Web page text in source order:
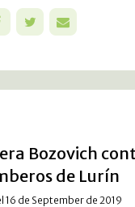
Bozovich
de Lurín
16 de September de 2019